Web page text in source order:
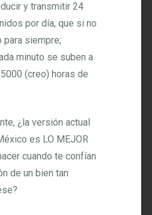
y transmitir 24
por día, que si no
para siempre;
minuto se suben a
(creo) horas de
¿la versión actual
es LO MEJOR
cuando te confían
de un bien tan